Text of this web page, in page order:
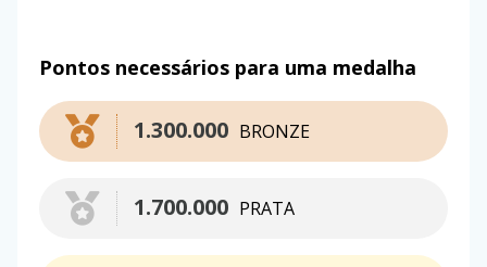
Pontos necessários para uma medalha
BRONZE
1.300.000
PRATA
1.700.000